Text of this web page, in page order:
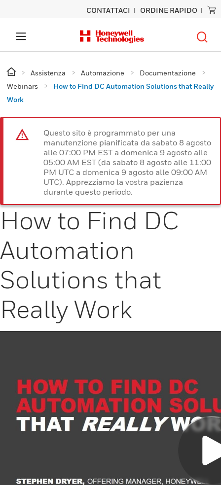
CONTATTACI ORDINE RAPIDO
Assistenza Automazione
Documentazione
Webinars
How to Find DC Automation Solutions that Really
Work
Questo sito è programmato per una
manutenzione pianificata da sabato 8 agosto
alle 07:00 PM EST a domenica 9 agosto alle
05:00 AM EST (da sabato 8 agosto alle 11:00
PM UTC a domenica 9 agosto alle 09:00 AM
UTC). Apprezziamo la vostra pazienza
durante questo periodo.
How to Find DC
Automation
Solutions that
Really Work